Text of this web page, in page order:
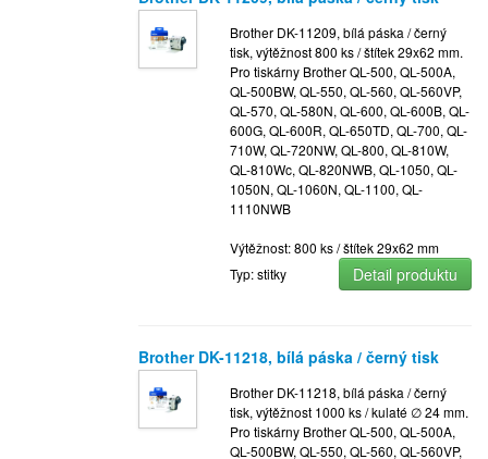
Brother DK-11209, bílá páska / černý
tisk, výtěžnost 800 ks / štítek 29x62 mm.
Pro tiskárny Brother QL-500, QL-500A,
QL-500BW, QL-550, QL-560, QL-560VP,
QL-570, QL-580N, QL-600, QL-600B, QL-
600G, QL-600R, QL-650TD, QL-700, QL-
710W, QL-720NW, QL-800, QL-810W,
QL-810Wc, QL-820NWB, QL-1050, QL-
1050N, QL-1060N, QL-1100, QL-
1110NWB
Výtěžnost: 800 ks / štítek 29x62 mm
Typ: stitky
Detail produktu
Brother DK-11218, bílá páska / černý tisk
Brother DK-11218, bílá páska / černý
tisk, výtěžnost 1000 ks / kulaté ∅ 24 mm.
Pro tiskárny Brother QL-500, QL-500A,
QL-500BW, QL-550, QL-560, QL-560VP,